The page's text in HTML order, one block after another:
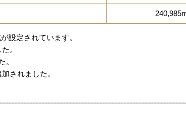
設定されています。
。
。
されました。